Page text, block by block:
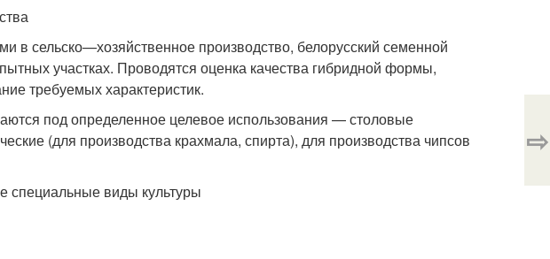
сельско—хозяйственное производство, белорусский семенной
участках. Проводятся оценка качества гибридной формы,
требуемых характеристик.
под определенное целевое использования — столовые
(для производства крахмала, спирта), для производства чипсов
специальные виды культуры
⇨